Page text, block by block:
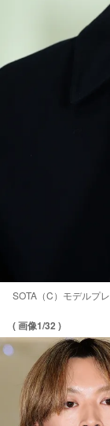
SOTA（C）モデルプ
( 画像1/32 )